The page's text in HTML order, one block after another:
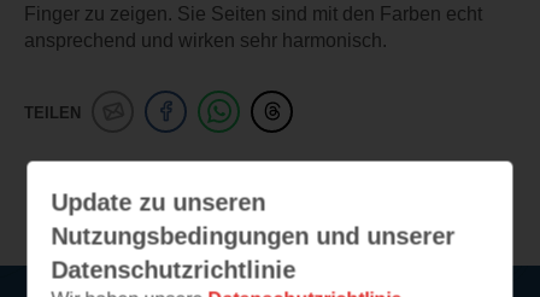
Finger zu zeigen. Sie Seiten sind mit den Farben echt
ansprechend und wirken sehr harmonisch.
TEILEN
Update zu unseren
Nutzungsbedingungen und unserer
Datenschutzrichtlinie